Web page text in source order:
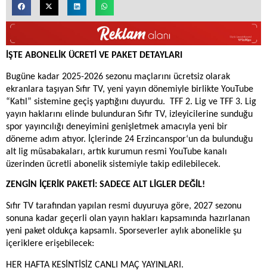
İŞTE ABONELİK ÜCRETİ VE PAKET DETAYLARI
Bugüne kadar 2025-2026 sezonu maçlarını ücretsiz olarak
ekranlara taşıyan Sıfır TV, yeni yayın dönemiyle birlikte YouTube
“Katıl” sistemine geçiş yaptığını duyurdu. TFF 2. Lig ve TFF 3. Lig
yayın haklarını elinde bulunduran Sıfır TV, izleyicilerine sunduğu
spor yayıncılığı deneyimini genişletmek amacıyla yeni bir
döneme adım atıyor. İçlerinde 24 Erzincanspor‘un da bulunduğu
alt lig müsabakaları, artık kurumun resmi YouTube kanalı
üzerinden ücretli abonelik sistemiyle takip edilebilecek.
ZENGİN İÇERİK PAKETİ: SADECE ALT LİGLER DEĞİL!
Sıfır TV tarafından yapılan resmi duyuruya göre, 2027 sezonu
sonuna kadar geçerli olan yayın hakları kapsamında hazırlanan
yeni paket oldukça kapsamlı. Sporseverler aylık abonelikle şu
içeriklere erişebilecek:
HER HAFTA KESİNTİSİZ CANLI MAÇ YAYINLARI.